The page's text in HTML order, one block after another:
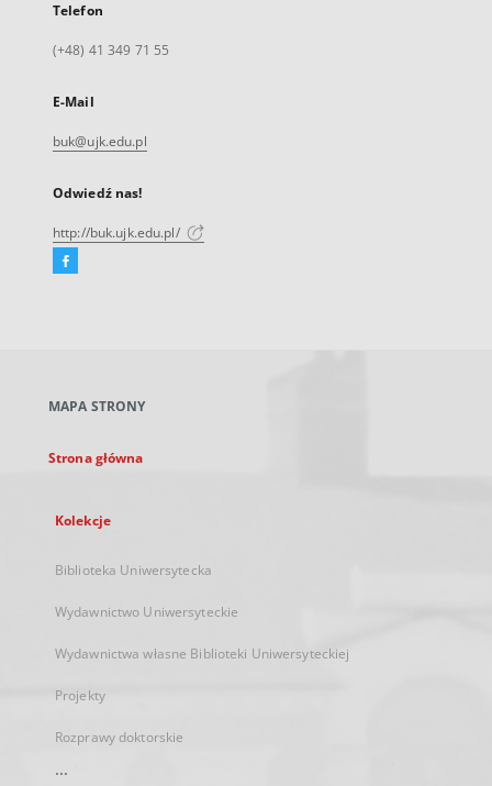
Telefon
(+48) 41 349 71 55
E-Mail
buk@ujk.edu.pl
Odwiedź nas!
http://buk.ujk.edu.pl/
Facebook
karcie
MAPA STRONY
Strona główna
Kolekcje
Biblioteka Uniwersytecka
Wydawnictwo Uniwersyteckie
Wydawnictwa własne Biblioteki Uniwersyteckiej
Projekty
Rozprawy doktorskie
...